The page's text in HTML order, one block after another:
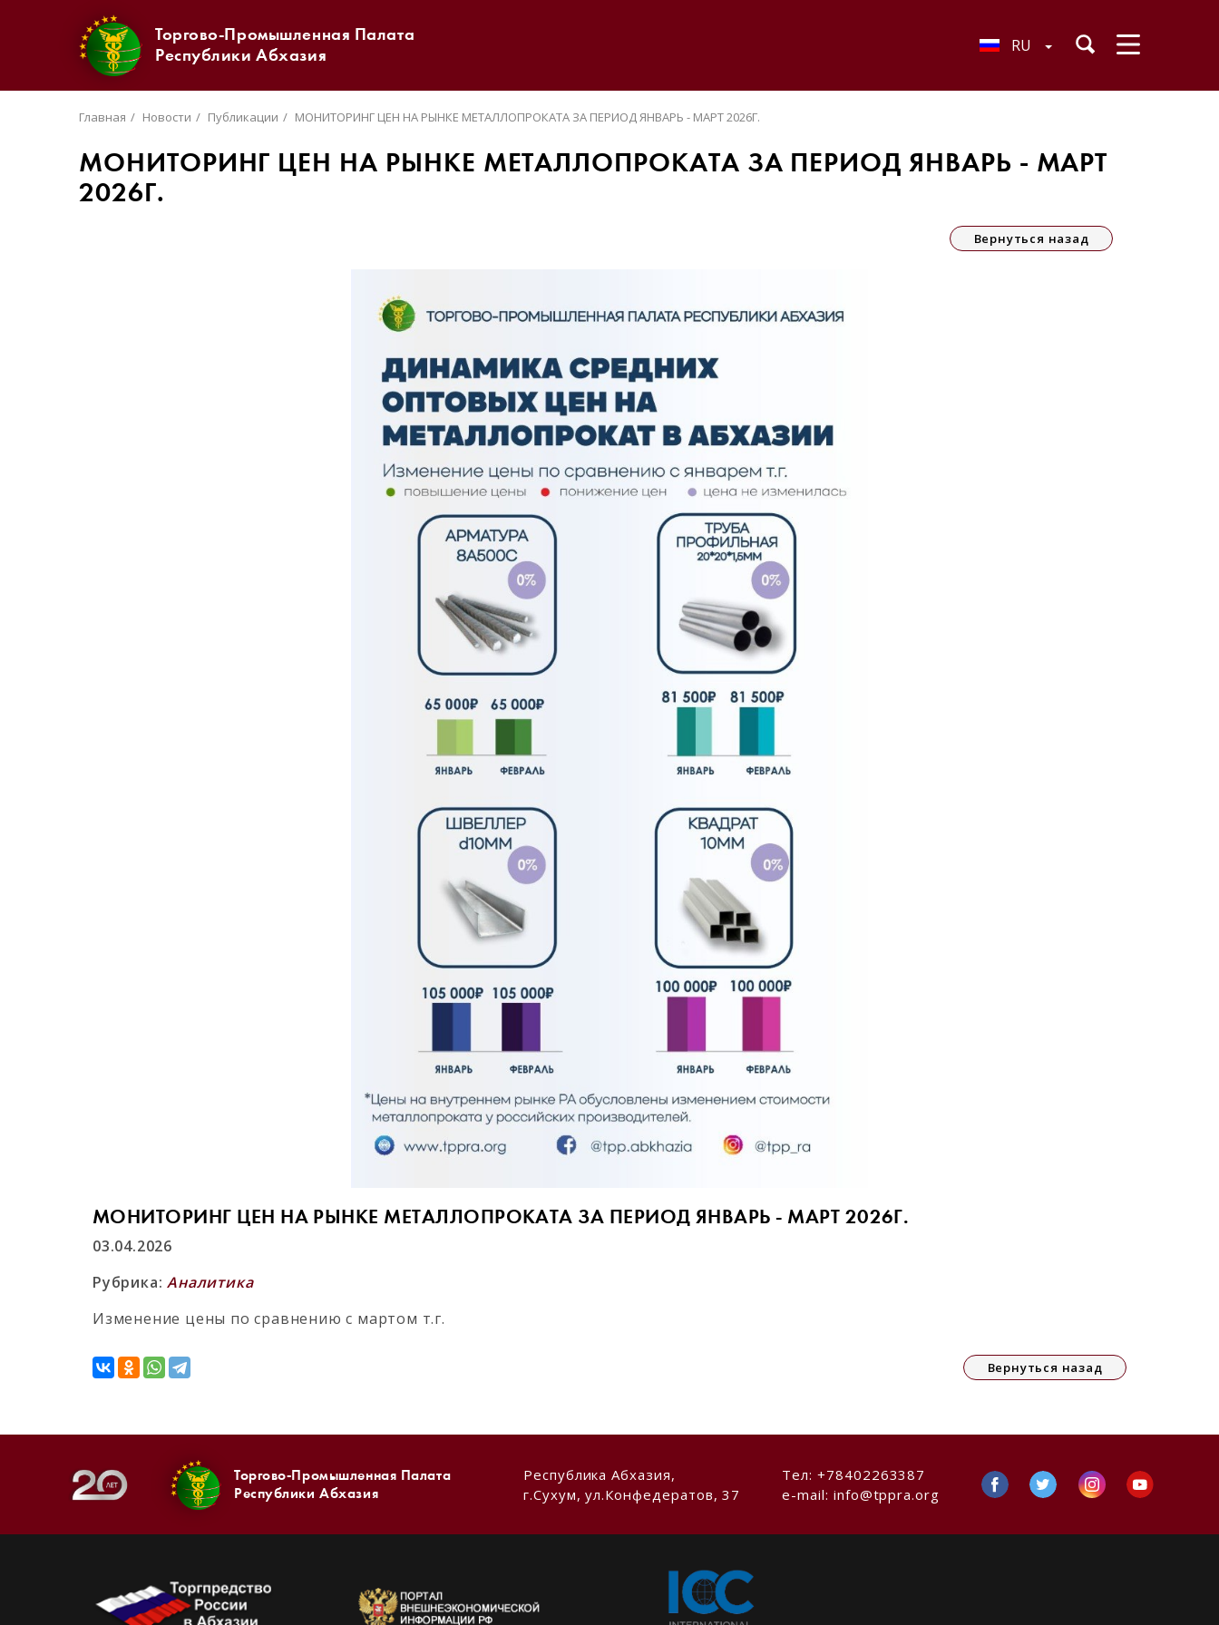
Торгово-Промышленная Палата
Республики Абхазия
RU
Главная Новости Публикации МОНИТОРИНГ ЦЕН НА РЫНКЕ МЕТАЛЛОПРОКАТА ЗА ПЕРИОД ЯНВАРЬ - МАРТ 2026Г.
МОНИТОРИНГ ЦЕН НА РЫНКЕ МЕТАЛЛОПРОКАТА ЗА ПЕРИОД ЯНВАРЬ - МАРТ
2026Г.
Вернуться назад
МОНИТОРИНГ ЦЕН НА РЫНКЕ МЕТАЛЛОПРОКАТА ЗА ПЕРИОД ЯНВАРЬ - МАРТ 2026Г.
03.04.2026
Рубрика:Аналитика
Изменение цены по сравнению с мартом т.г.
Вернуться назад
Торгово-Промышленная Палата
Республики Абхазия
Республика Абхазия,
г.Сухум, ул.Конфедератов, 37
Тел: +78402263387
e-mail: info@tppra.org